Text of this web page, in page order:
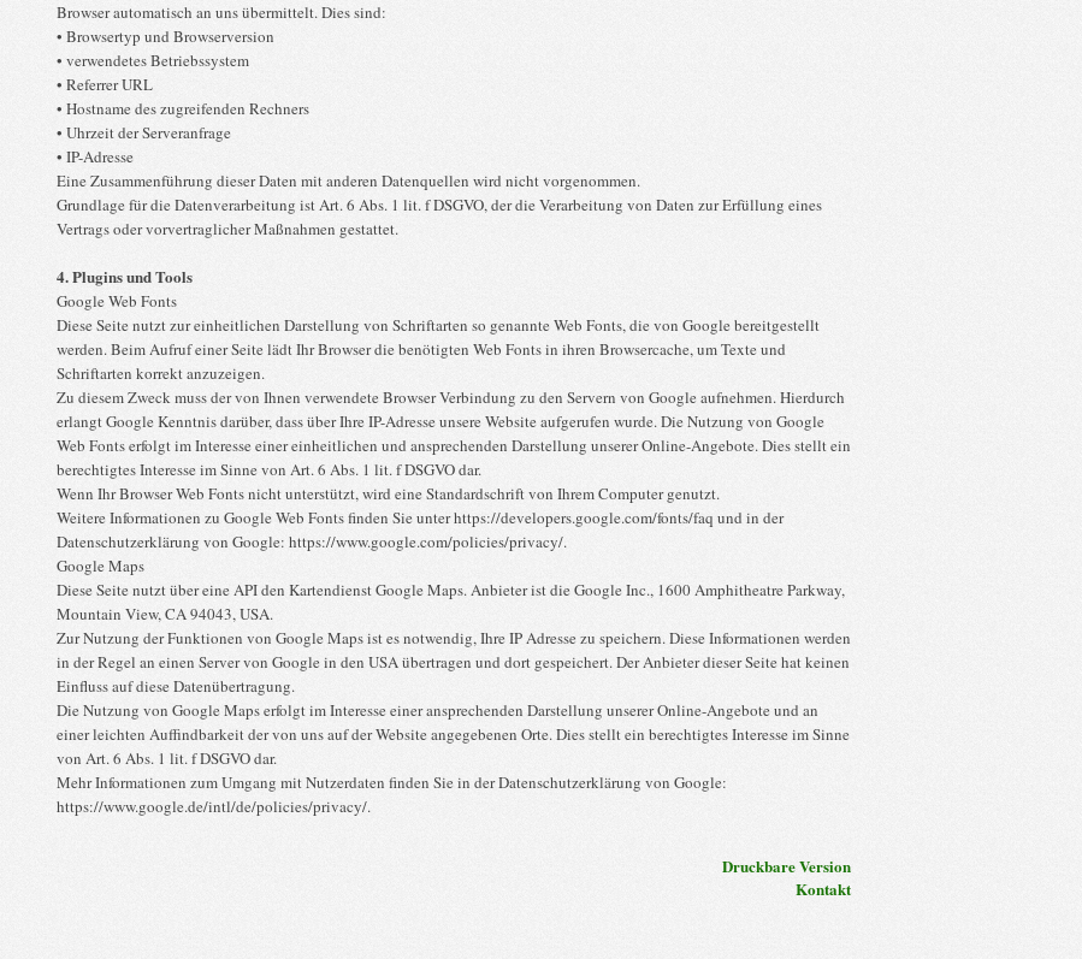
Browser automatisch an uns übermittelt. Dies sind:
• Browsertyp und Browserversion
• verwendetes Betriebssystem
• Referrer URL
• Hostname des zugreifenden Rechners
• Uhrzeit der Serveranfrage
• IP-Adresse
Eine Zusammenführung dieser Daten mit anderen Datenquellen wird nicht vorgenommen.
Grundlage für die Datenverarbeitung ist Art. 6 Abs. 1 lit. f DSGVO, der die Verarbeitung von Daten zur Erfüllung eines
Vertrags oder vorvertraglicher Maßnahmen gestattet.
4. Plugins und Tools
Google Web Fonts
Diese Seite nutzt zur einheitlichen Darstellung von Schriftarten so genannte Web Fonts, die von Google bereitgestellt
werden. Beim Aufruf einer Seite lädt Ihr Browser die benötigten Web Fonts in ihren Browsercache, um Texte und
Schriftarten korrekt anzuzeigen.
Zu diesem Zweck muss der von Ihnen verwendete Browser Verbindung zu den Servern von Google aufnehmen. Hierdurch
erlangt Google Kenntnis darüber, dass über Ihre IP-Adresse unsere Website aufgerufen wurde. Die Nutzung von Google
Web Fonts erfolgt im Interesse einer einheitlichen und ansprechenden Darstellung unserer Online-Angebote. Dies stellt ein
berechtigtes Interesse im Sinne von Art. 6 Abs. 1 lit. f DSGVO dar.
Wenn Ihr Browser Web Fonts nicht unterstützt, wird eine Standardschrift von Ihrem Computer genutzt.
Weitere Informationen zu Google Web Fonts finden Sie unter https://developers.google.com/fonts/faq und in der
Datenschutzerklärung von Google: https://www.google.com/policies/privacy/.
Google Maps
Diese Seite nutzt über eine API den Kartendienst Google Maps. Anbieter ist die Google Inc., 1600 Amphitheatre Parkway,
Mountain View, CA 94043, USA.
Zur Nutzung der Funktionen von Google Maps ist es notwendig, Ihre IP Adresse zu speichern. Diese Informationen werden
in der Regel an einen Server von Google in den USA übertragen und dort gespeichert. Der Anbieter dieser Seite hat keinen
Einfluss auf diese Datenübertragung.
Die Nutzung von Google Maps erfolgt im Interesse einer ansprechenden Darstellung unserer Online-Angebote und an
einer leichten Auffindbarkeit der von uns auf der Website angegebenen Orte. Dies stellt ein berechtigtes Interesse im Sinne
von Art. 6 Abs. 1 lit. f DSGVO dar.
Mehr Informationen zum Umgang mit Nutzerdaten finden Sie in der Datenschutzerklärung von Google:
https://www.google.de/intl/de/policies/privacy/.
Druckbare Version
Kontakt